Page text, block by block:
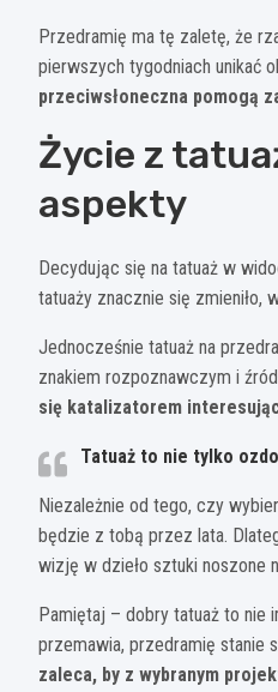
Przedramię ma tę zaletę, że
pierwszych tygodniach unikać
przeciwsłoneczna pomogą
Życie z
aspekty
Decydując się na tatuaż w
tatuaży znacznie się
Jednocześnie tatuaż na
znakiem rozpoznawczym i
się katalizatorem
Tatuaż to nie tylko
Niezależnie od tego, czy
będzie z tobą przez lata.
wizję w dzieło sztuki noszone
Pamiętaj – dobry tatuaż to nie
przemawia, przedramię stanie
zaleca, by z wybranym